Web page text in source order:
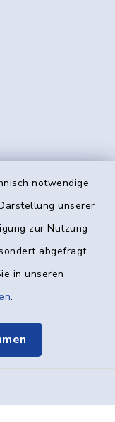
notwendige
unserer
zur Nutzung
abgefragt.
in unseren
.